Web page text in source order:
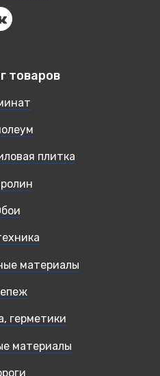
товаров
плитка
материалы
герметики
материалы